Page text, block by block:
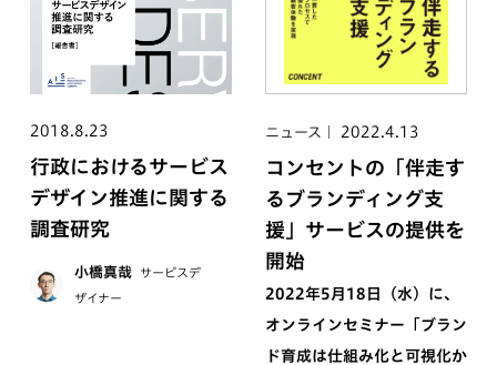
2018.8.23
行政におけるサービス
デザイン推進に関する
調査研究
小橋真哉 サービスデ
ザイナー
ニュース 2022.4.13
コンセントの「伴走す
るブランディング支
援」サービスの提供を
開始
2022年5月18日（水）に、
オンラインセミナー「ブラン
ド育成は仕組み化と可視化か